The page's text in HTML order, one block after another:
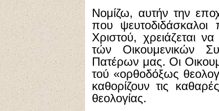
Νομίζω, αυτήν την
που
Χριστού, χρειάζεται
τών Οικουμενικών
Πατέρων μας. Οι
τού «ορθοδόξως
καθορίζουν τις
θεολογίας.